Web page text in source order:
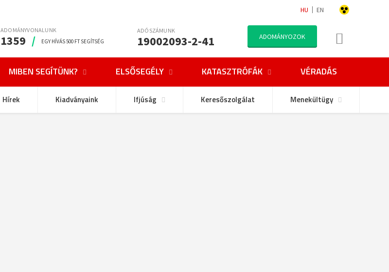
HU EN
ADOMÁNYVONALUNK
1359 / EGY HÍVÁS 500 FT SEGÍTSÉG
ADÓSZÁMUNK
19002093-2-41 ADOMÁNYOZOK
MIBEN SEGÍTÜNK? ELSŐSEGÉLY KATASZTRÓFÁK VÉRADÁS
Hírek Kiadványaink Ifjúság Keresőszolgálat Menekültügy